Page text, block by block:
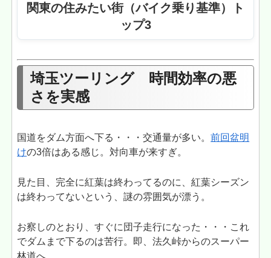
関東の住みたい街（バイク乗り基準）ト
ップ3
埼玉ツーリング 時間効率の悪
さを実感
国道をダム方面へ下る・・・交通量が多い。前回盆明
けの3倍はある感じ。対向車が来すぎ。
見た目、完全に紅葉は終わってるのに、紅葉シーズン
は終わってないという、謎の雰囲気が漂う。
お察しのとおり、すぐに団子走行になった・・・これ
でダムまで下るのは苦行。即、法久峠からのスーパー
林道へ。